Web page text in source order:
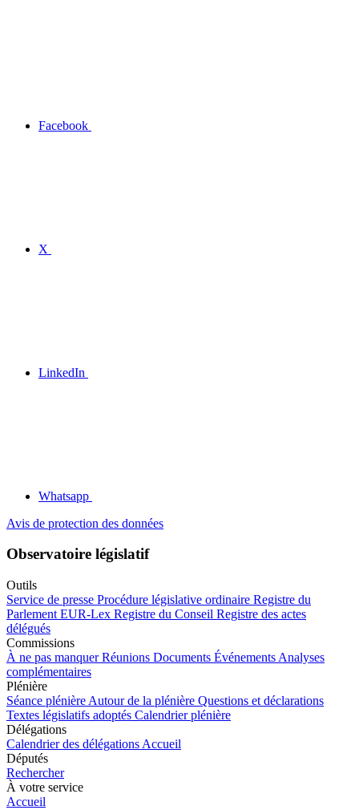
Facebook
X
LinkedIn
Whatsapp
Avis de protection des données
Observatoire législatif
Outils
Service de presse Procédure législative ordinaire Registre du
Parlement EUR-Lex Registre du Conseil Registre des actes
délégués
Commissions
À ne pas manquer Réunions Documents Événements Analyses
complémentaires
Plénière
Séance plénière Autour de la plénière Questions et déclarations
Textes législatifs adoptés Calendrier plénière
Délégations
Calendrier des délégations Accueil
Députés
Rechercher
À votre service
Accueil